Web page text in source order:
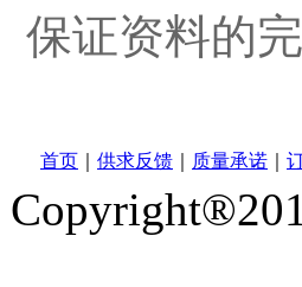
保证资料的
首页 供求反馈 质量承诺